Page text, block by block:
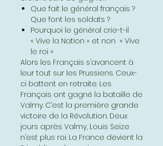
Que fait le général français ?
Que font les soldats ?
Pourquoi le général crie-t-il
« Vive la Nation » et non « Vive
le roi »
Alors les Français s’avancent à
leur tout sur les Prussiens. Ceux-
ci battent en retraite. Les
Français ont gagné la bataille de
Valmy. C’est la première grande
victoire de la Révolution. Deux
jours après Valmy, Louis Seize
n’est plus roi. La France devient la